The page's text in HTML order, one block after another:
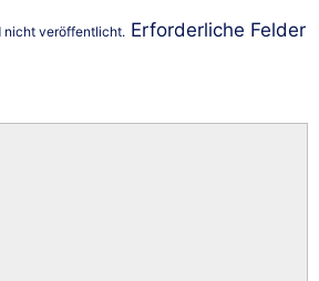
nicht veröffentlicht. Erforderliche Felder